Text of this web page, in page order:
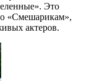
Это
«Смешарикам»,
актеров.